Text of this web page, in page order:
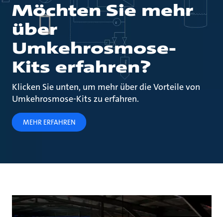
Möchten Sie mehr
über
Umkehrosmose-
Kits erfahren?
Klicken Sie unten, um mehr über die Vorteile von
Umkehrosmose-Kits zu erfahren.
MEHR ERFAHREN